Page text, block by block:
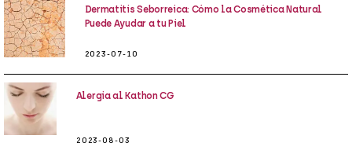
Dermatitis Seborreica: Cómo la Cosmética Natural
Puede Ayudar a tu Piel
2023-07-10
Alergia al Kathon CG
2023-08-03